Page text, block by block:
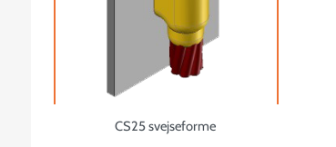
CS25 svejseforme